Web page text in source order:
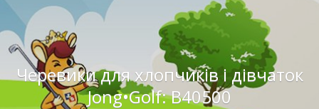
Черевики для хлопчиків і дівчаток
Jong•Golf: B40500